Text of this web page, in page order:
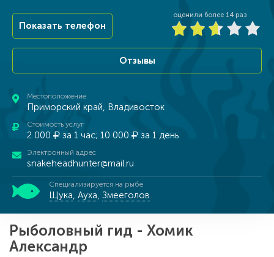
Показать телефон
Отзывы
оценили более 14 раз
Местоположение
Приморский край, Владивосток
Стоимость услуг
2 000 за 1 час; 10 000 за 1 день
Электронный адрес
snakeheadhunter@mail.ru
Специализируется на рыбе
Щука, Ауха, Змееголов
Рыболовный гид - Хомик
Александр